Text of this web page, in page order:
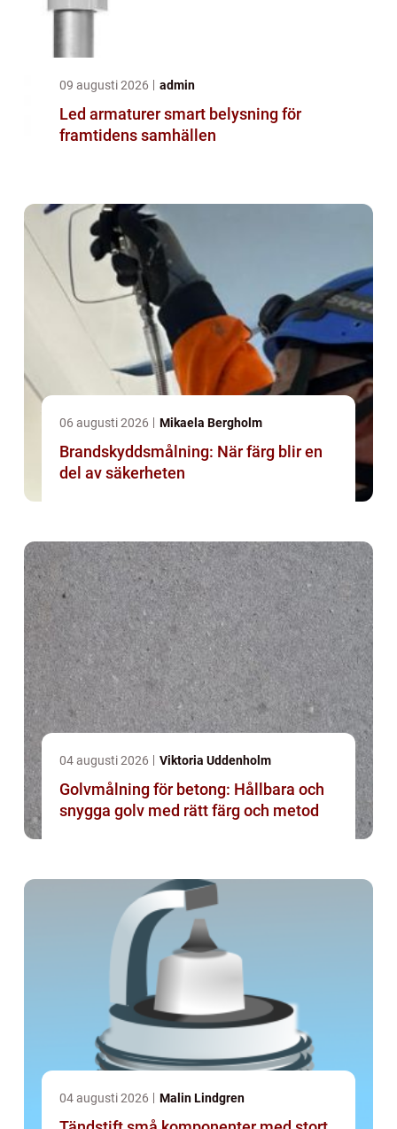
09 augusti 2026 admin
Led armaturer smart belysning för
framtidens samhällen
06 augusti 2026 Mikaela Bergholm
Brandskyddsmålning: När färg blir en
del av säkerheten
04 augusti 2026 Viktoria Uddenholm
Golvmålning för betong: Hållbara och
snygga golv med rätt färg och metod
04 augusti 2026 Malin Lindgren